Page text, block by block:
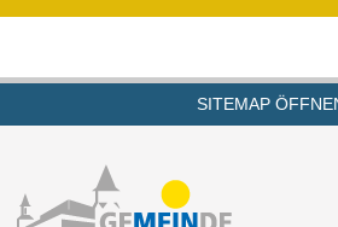
SITEMAP